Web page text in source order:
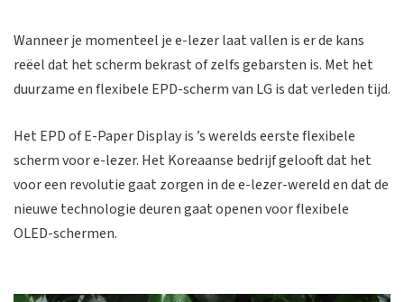
Wanneer je momenteel je e-lezer laat vallen is er de kans
reëel dat het scherm bekrast of zelfs gebarsten is. Met het
duurzame en flexibele EPD-scherm van LG is dat verleden tijd.
Het EPD of E-Paper Display is ’s werelds eerste flexibele
scherm voor e-lezer. Het Koreaanse bedrijf gelooft dat het
voor een revolutie gaat zorgen in de e-lezer-wereld en dat de
nieuwe technologie deuren gaat openen voor flexibele
OLED-schermen.